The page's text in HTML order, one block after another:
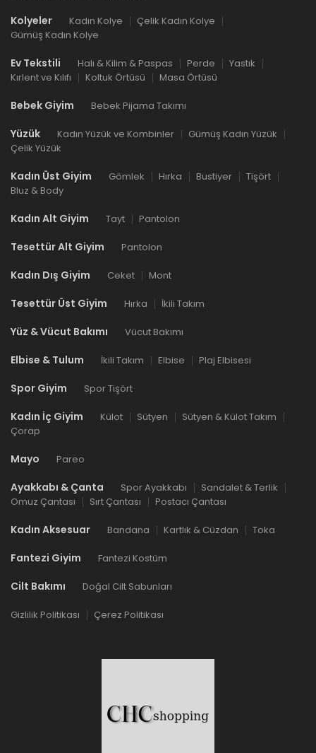
Kolyeler Kadın Kolye
Çelik Kadın Kolye
Gümüş Kadın Kolye
Ev Tekstili Halı & Kilim & Paspas Perde
Yastık
Kırlent ve Kılıfı
Koltuk Örtüsü Masa Örtüsü
Bebek Giyim Bebek Pijama Takımı
Yüzük Kadın Yüzük ve Kombinler
Gümüş Kadın Yüzük
Çelik Yüzük
Kadın Üst Giyim Gömlek Hırka Bustiyer
Tişört
Bluz & Body
Kadın Alt Giyim Tayt Pantolon
Tesettür Alt Giyim Pantolon
Kadın Dış Giyim Ceket Mont
Tesettür Üst Giyim Hırka İkili Takım
Yüz & Vücut Bakımı Vücut Bakımı
Elbise & Tulum İkili Takım Elbise Plaj Elbisesi
Spor Giyim Spor Tişört
Kadın İç Giyim Külot Sütyen
Sütyen & Külot Takım
Çorap
Mayo Pareo
Ayakkabı & Çanta Spor Ayakkabı
Sandalet & Terlik
Omuz Çantası
Sırt Çantası Postacı Çantası
Kadın Aksesuar Bandana Kartlık & Cüzdan Toka
Fantezi Giyim Fantezi Kostüm
Cilt Bakımı Doğal Cilt Sabunları
Gizlilik Politikası Çerez Politikası